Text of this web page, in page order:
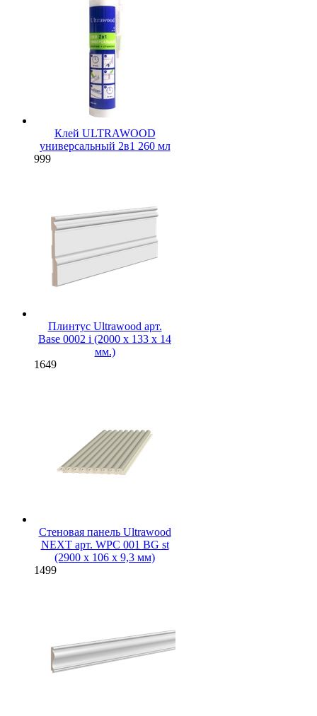
Клей ULTRAWOOD
универсальный 2в1 260 мл
999
Плинтус Ultrawood арт.
Base 0002 i (2000 x 133 x 14
мм.)
1649
Стеновая панель Ultrawood
NEXT арт. WPC 001 BG st
(2900 х 106 х 9,3 мм)
1499